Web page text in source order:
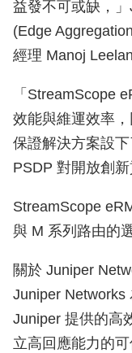
益發不可或缺，
(Edge
經理 Manoj
「StreamScope
效能與維運效率
保證解決方案設
PSDP 對開放創新
StreamScope
與 M 系列路由的
關於 Juniper
Juniper Networks
Juniper 提供的高
立高回應能力的